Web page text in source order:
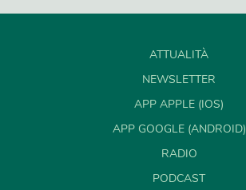
ATTUALITÀ
NEWSLETTER
APP APPLE (IOS)
APP GOOGLE (ANDROID)
RADIO
PODCAST